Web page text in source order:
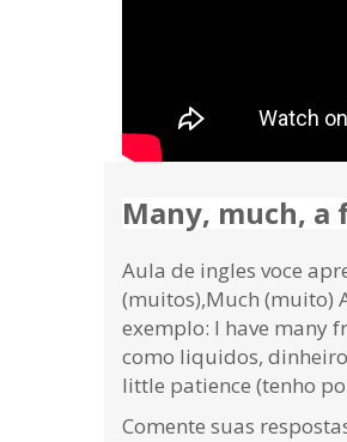
Many, much,
Aula de ingles voce
(muitos),Much (muito)
exemplo: I have many
como liquidos,
little patience (tenho
Comente suas